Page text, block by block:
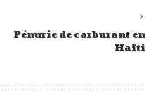
Pénurie de carburant en
Haïti